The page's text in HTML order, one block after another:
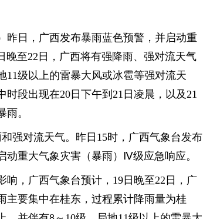
日，广西发布暴雨蓝色预警，并启动重
至22日，广西将有强降雨、强对流天气
级以上的雷暴大风或冰雹等强对流天
段出现在20日下午到21日凌晨，以及21
。
强对流天气。昨日15时，广西气象台发布
动重大气象灾害（暴雨）Ⅳ级应急响应。
响，广西气象台预计，19日晚至22日，广
主要集中在桂东，过程累计降雨量为桂